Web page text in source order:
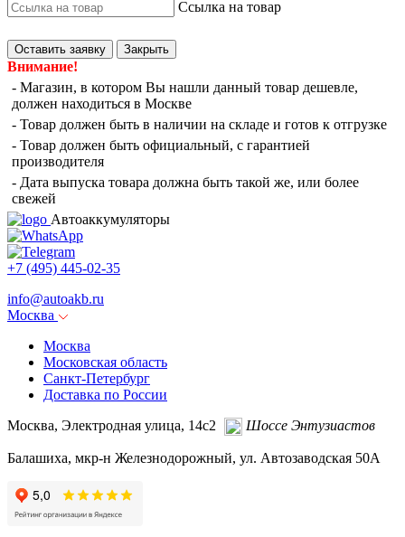
Ссылка на товар
Оставить заявку Закрыть
Внимание!
- Магазин, в котором Вы нашли данный товар дешевле,
должен находиться в Москве
- Товар должен быть в наличии на складе и готов к отгрузке
- Товар должен быть официальный, с гарантией
производителя
- Дата выпуска товара должна быть такой же, или более
свежей
Автоаккумуляторы
+7 (495) 445-02-35
info@autoakb.ru
Москва
Москва
Московская область
Санкт-Петербург
Доставка по России
Москва, Электродная улица, 14с2
Шоссе Энтузиастов
Балашиха, мкр-н Железнодорожный, ул. Автозаводская 50А